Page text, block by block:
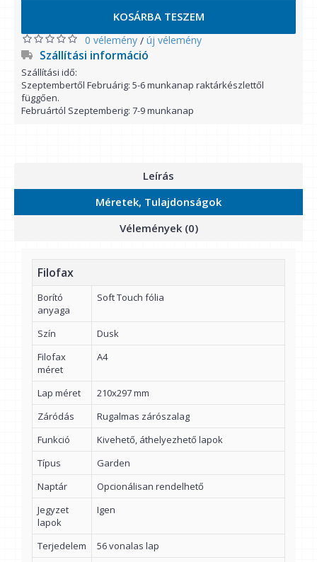
KOSÁRBA TESZEM
0 vélemény / új vélemény
Szállítási információ
Szállítási idő:
Szeptembertől Februárig: 5-6 munkanap raktárkészlettől
függően.
Februártól Szeptemberig: 7-9 munkanap
Leírás
Méretek, Tulajdonságok
Vélemények (0)
Filofax
Borító
anyaga
Soft Touch fólia
Szín
Dusk
Filofax
méret
A4
Lap méret
210x297 mm
Záródás
Rugalmas zárószalag
Funkció
Kivehető, áthelyezhető lapok
Típus
Garden
Naptár
Opcionálisan rendelhető
Jegyzet
lapok
Igen
Terjedelem
56 vonalas lap